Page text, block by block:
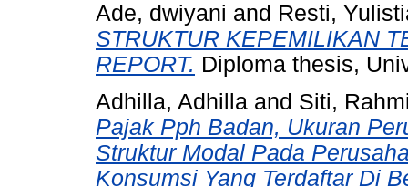
Ade, dwiyani and Resti,
STRUKTUR KEPEMILIKAN
REPORT. Diploma thesis,
Adhilla, Adhilla and Siti,
Pajak Pph Badan, Ukuran
Struktur Modal Pada
Konsumsi Yang Terdaftar Di